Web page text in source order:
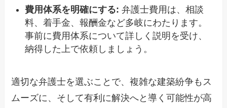
費用体系を明確にする: 弁護士費用は、相談
料、着手金、報酬金など多岐にわたります。
事前に費用体系について詳しく説明を受け、
納得した上で依頼しましょう。
適切な弁護士を選ぶことで、複雑な建築紛争もス
ムーズに、そして有利に解決へと導く可能性が高